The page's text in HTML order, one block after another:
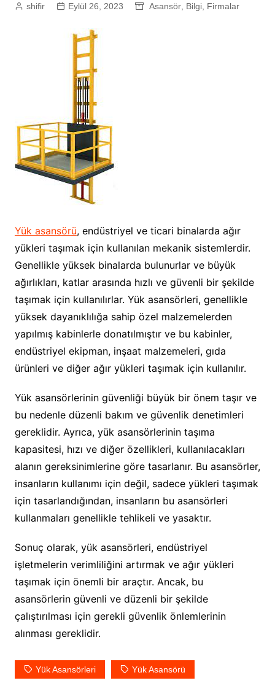
shifir Eylül 26, 2023 Asansör, Bilgi, Firmalar
Yük asansörü, endüstriyel ve ticari binalarda ağır
yükleri taşımak için kullanılan mekanik sistemlerdir.
Genellikle yüksek binalarda bulunurlar ve büyük
ağırlıkları, katlar arasında hızlı ve güvenli bir şekilde
taşımak için kullanılırlar. Yük asansörleri, genellikle
yüksek dayanıklılığa sahip özel malzemelerden
yapılmış kabinlerle donatılmıştır ve bu kabinler,
endüstriyel ekipman, inşaat malzemeleri, gıda
ürünleri ve diğer ağır yükleri taşımak için kullanılır.
Yük asansörlerinin güvenliği büyük bir önem taşır ve
bu nedenle düzenli bakım ve güvenlik denetimleri
gereklidir. Ayrıca, yük asansörlerinin taşıma
kapasitesi, hızı ve diğer özellikleri, kullanılacakları
alanın gereksinimlerine göre tasarlanır. Bu asansörler,
insanların kullanımı için değil, sadece yükleri taşımak
için tasarlandığından, insanların bu asansörleri
kullanmaları genellikle tehlikeli ve yasaktır.
Sonuç olarak, yük asansörleri, endüstriyel
işletmelerin verimliliğini artırmak ve ağır yükleri
taşımak için önemli bir araçtır. Ancak, bu
asansörlerin güvenli ve düzenli bir şekilde
çalıştırılması için gerekli güvenlik önlemlerinin
alınması gereklidir.
Yük Asansörleri Yük Asansörü